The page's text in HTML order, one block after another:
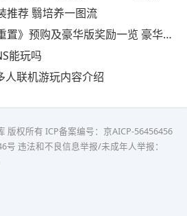
推荐 翳培养一图流
预购及豪华版奖励一览 豪华版有什么
能玩吗
人联机游玩内容介绍
版权所有 ICP备案编号：京AICP-56456456
号 违法和不良信息举报/未成年人举报：